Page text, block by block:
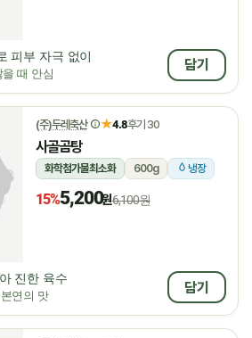
피부 자극 없이
때 안심
담기
(주)두레축산 ★4.8후기 30
사골곰탕
화학첨가물최소화 600g 냉장
15%5,200원6,100원
진한 육수
연의 맛
담기